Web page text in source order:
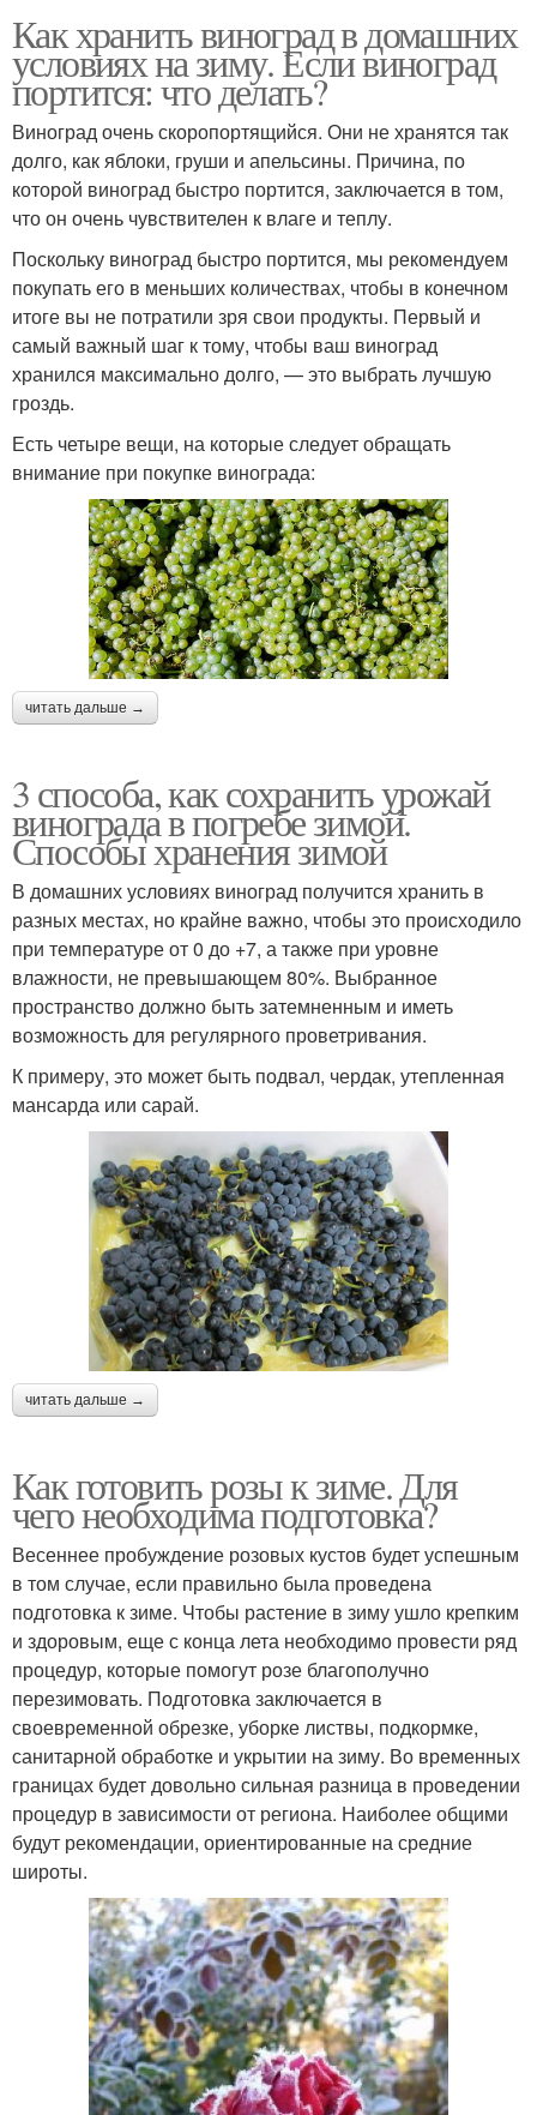
Как хранить виноград в домашних
условиях на зиму. Если виноград
портится: что делать?
Виноград очень скоропортящийся. Они не хранятся так
долго, как яблоки, груши и апельсины. Причина, по
которой виноград быстро портится, заключается в том,
что он очень чувствителен к влаге и теплу.
Поскольку виноград быстро портится, мы рекомендуем
покупать его в меньших количествах, чтобы в конечном
итоге вы не потратили зря свои продукты. Первый и
самый важный шаг к тому, чтобы ваш виноград
хранился максимально долго, — это выбрать лучшую
гроздь.
Есть четыре вещи, на которые следует обращать
внимание при покупке винограда:
читать дальше →
3 способа, как сохранить урожай
винограда в погребе зимой.
Способы хранения зимой
В домашних условиях виноград получится хранить в
разных местах, но крайне важно, чтобы это происходило
при температуре от 0 до +7, а также при уровне
влажности, не превышающем 80%. Выбранное
пространство должно быть затемненным и иметь
возможность для регулярного проветривания.
К примеру, это может быть подвал, чердак, утепленная
мансарда или сарай.
читать дальше →
Как готовить розы к зиме. Для
чего необходима подготовка?
Весеннее пробуждение розовых кустов будет успешным
в том случае, если правильно была проведена
подготовка к зиме. Чтобы растение в зиму ушло крепким
и здоровым, еще с конца лета необходимо провести ряд
процедур, которые помогут розе благополучно
перезимовать. Подготовка заключается в
своевременной обрезке, уборке листвы, подкормке,
санитарной обработке и укрытии на зиму. Во временных
границах будет довольно сильная разница в проведении
процедур в зависимости от региона. Наиболее общими
будут рекомендации, ориентированные на средние
широты.